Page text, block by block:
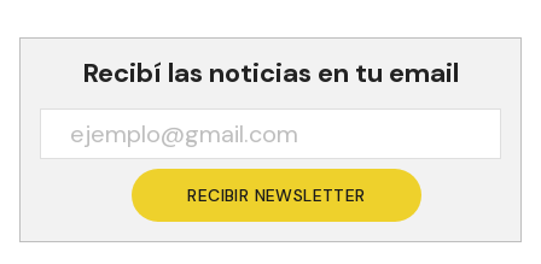
Recibí las noticias en tu email
RECIBIR NEWSLETTER